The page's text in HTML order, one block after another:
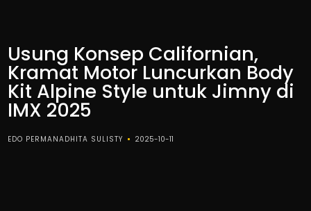
Usung Konsep Californian,
Kramat Motor Luncurkan Body
Kit Alpine Style untuk Jimny di
IMX 2025
EDO PERMANADHITA SULISTY 2025-10-11